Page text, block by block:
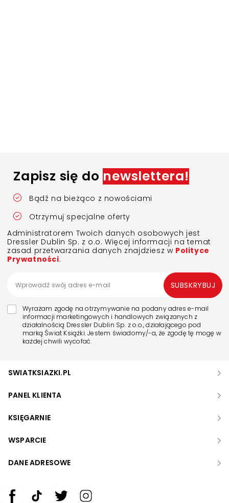
Zapisz się do newslettera!
Bądź na bieżąco z nowościami
Otrzymuj specjalne oferty
Administratorem Twoich danych osobowych jest
Dressler Dublin Sp. z o.o. Więcej informacji na temat
zasad przetwarzania danych znajdziesz w Polityce
Prywatności.
Wyrażam zgodę na otrzymywanie na podany adres e-mail
informacji marketingowych i handlowych związanych z
działalnością Dressler Dublin Sp. z o.o., działającego pod
marką Świat Książki. Jestem świadomy/-a, że zgodę tę mogę w
każdej chwili wycofać.
SUBSKRYBUJ
SWIATKSIAZKI.PL
PANEL KLIENTA
KSIĘGARNIE
WSPARCIE
DANE ADRESOWE
Zwiększ rozmiar czcionki